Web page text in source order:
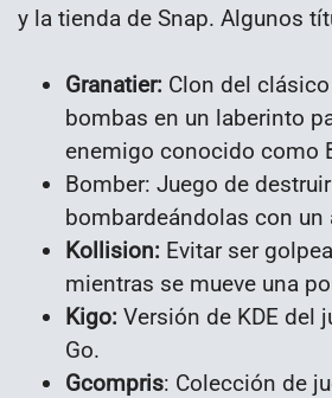
y la tienda de Snap. Algunos
Granatier: Clon del
bombas en un laberinto
enemigo conocido como
Bomber: Juego de
bombardeándolas con un
Kollision: Evitar ser
mientras se mueve una
Kigo: Versión de KDE del
Go.
Gcompris: Colección de